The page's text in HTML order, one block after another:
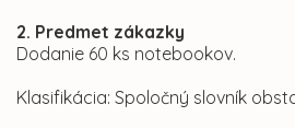
2. Predmet zákazky
Dodanie 60 ks notebookov.
Klasifikácia: Spoločný slovník